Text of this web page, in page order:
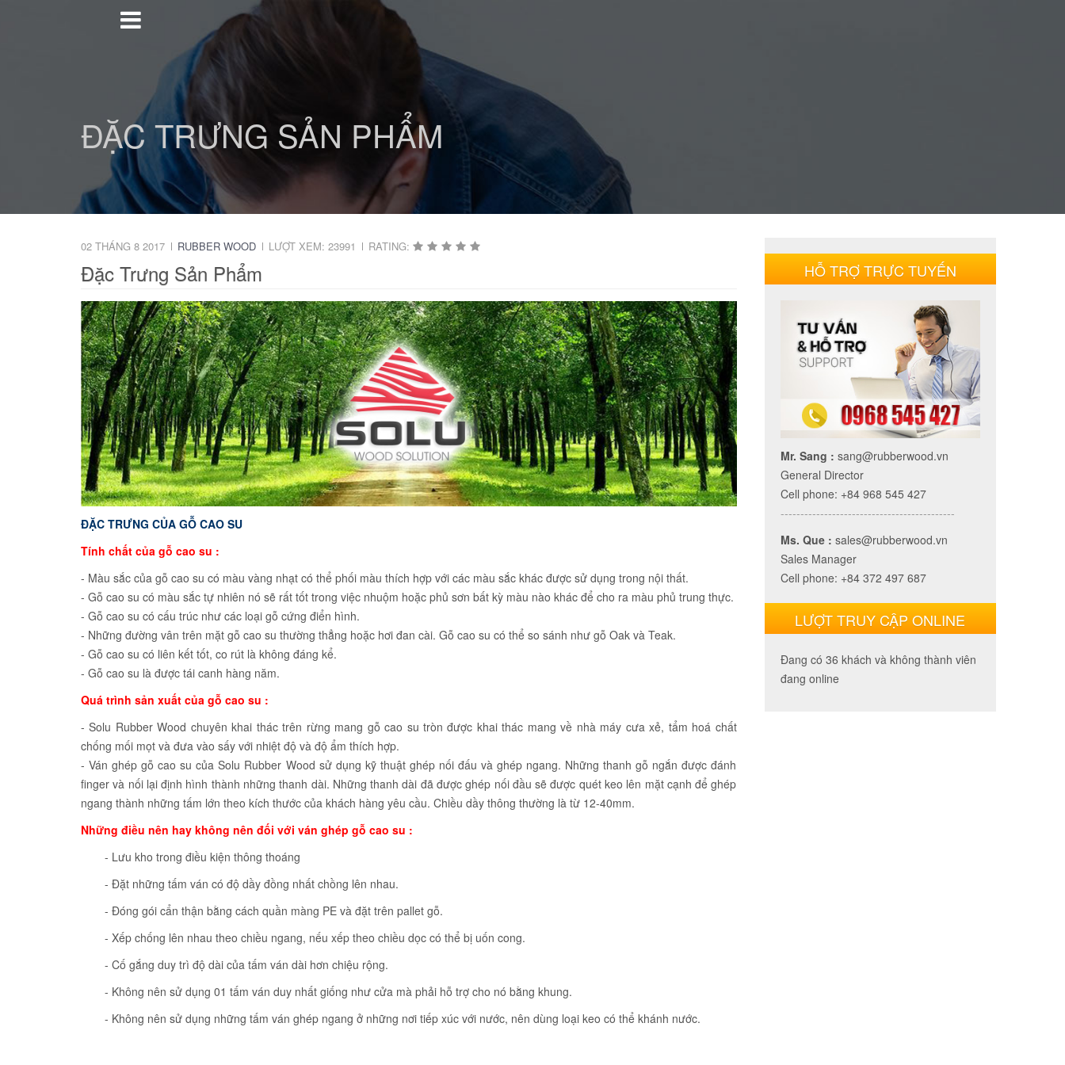
ĐẶC TRƯNG SẢN PHẨM
02 THÁNG 8 2017 RUBBER WOOD LƯỢT XEM: 23991 RATING:
Đặc Trưng Sản Phẩm
ĐẶC TRƯNG CỦA GỖ CAO SU
Tính chất của gỗ cao su :
- Màu sắc của gỗ cao su có màu vàng nhạt có thể phối màu thích hợp với các màu sắc khác được sử dụng trong nội thất.
- Gỗ cao su có màu sắc tự nhiên nó sẽ rất tốt trong việc nhuộm hoặc phủ sơn bất kỳ màu nào khác để cho ra màu phủ trung thực.
- Gỗ cao su có cấu trúc như các loại gỗ cứng điển hình.
- Những đường vân trên mặt gỗ cao su thường thẳng hoặc hơi đan cài. Gỗ cao su có thể so sánh như gỗ Oak và Teak.
- Gỗ cao su có liên kết tốt, co rút là không đáng kể.
- Gỗ cao su là được tái canh hàng năm.
Quá trình sản xuất của gỗ cao su :
- Solu Rubber Wood chuyên khai thác trên rừng mang gỗ cao su tròn được khai thác mang về nhà máy cưa xẻ, tẩm hoá chất
chống mối mọt và đưa vào sấy với nhiệt độ và độ ẩm thích hợp.
- Ván ghép gỗ cao su của Solu Rubber Wood sử dụng kỹ thuật ghép nối đấu và ghép ngang. Những thanh gỗ ngắn được đánh
finger và nối lại định hình thành những thanh dài. Những thanh dài đã được ghép nối đầu sẽ được quét keo lên mặt cạnh để ghép
ngang thành những tấm lớn theo kích thước của khách hàng yêu cầu. Chiều dầy thông thường là từ 12-40mm.
Những điều nên hay không nên đối với ván ghép gỗ cao su :
- Lưu kho trong điều kiện thông thoáng
- Đặt những tấm ván có độ dầy đồng nhất chồng lên nhau.
- Đóng gói cẩn thận bằng cách quần màng PE và đặt trên pallet gỗ.
- Xếp chống lên nhau theo chiều ngang, nếu xếp theo chiều dọc có thể bị uốn cong.
- Cố gắng duy trì độ dài của tấm ván dài hơn chiệu rộng.
- Không nên sử dụng 01 tấm ván duy nhất giống như cửa mà phải hỗ trợ cho nó bằng khung.
- Không nên sử dụng những tấm ván ghép ngang ở những nơi tiếp xúc với nước, nên dùng loại keo có thể khánh nước.
HỖ TRỢ TRỰC TUYẾN
Mr. Sang : sang@rubberwood.vn
General Director
Cell phone: +84 968 545 427
--------------------------------------------
Ms. Que : sales@rubberwood.vn
Sales Manager
Cell phone: +84 372 497 687
LƯỢT TRUY CẬP ONLINE
Đang có 36 khách và không thành viên
đang online